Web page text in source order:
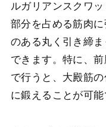
ルガリアンスクワ
部分を占める筋肉
のある丸く引き締
できます。特に、
で行うと、大殿筋
に鍛えることが可能